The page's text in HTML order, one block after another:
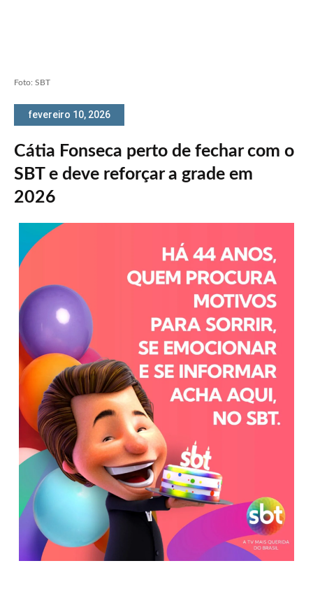
Foto: SBT
fevereiro 10, 2026
Cátia Fonseca perto de fechar com o
SBT e deve reforçar a grade em
2026